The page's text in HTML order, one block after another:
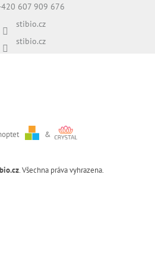
607 909 676
stibio.cz
stibio.cz
&
. Všechna práva vyhrazena.